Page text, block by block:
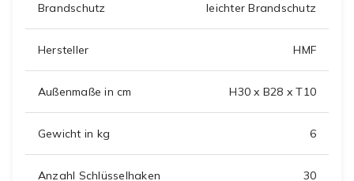
Brandschutz leichter Brandschutz
Hersteller HMF
Außenmaße in cm H30 x B28 x T10
Gewicht in kg 6
Anzahl Schlüsselhaken 30